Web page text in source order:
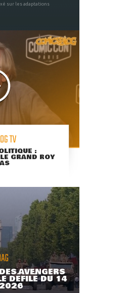
sur les adaptations
TV
:
GRAND ROY
AVENGERS
DÉFILÉ DU 14
2026